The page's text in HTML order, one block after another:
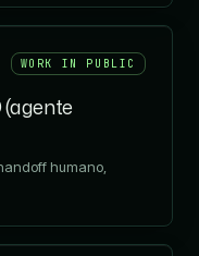
WORK IN PUBLIC
(agente
humano,